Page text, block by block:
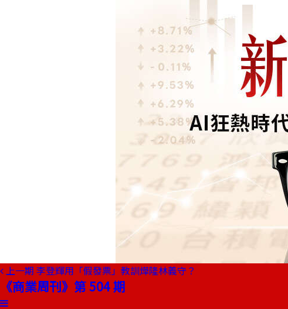
上一期 李登輝用「假發票」教訓燁隆林義守？
《商業周刊》第 504 期